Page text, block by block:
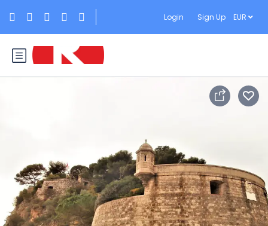
Login Sign Up EUR